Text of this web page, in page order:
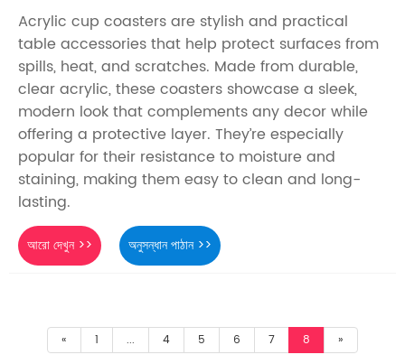
Acrylic cup coasters are stylish and practical
table accessories that help protect surfaces from
spills, heat, and scratches. Made from durable,
clear acrylic, these coasters showcase a sleek,
modern look that complements any decor while
offering a protective layer. They’re especially
popular for their resistance to moisture and
staining, making them easy to clean and long-
lasting.
আরো দেখুন >> অনুসন্ধান পাঠান >>
« 1 ... 4 5 6 7 8 »